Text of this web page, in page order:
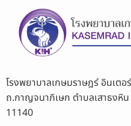
โรงพยาบาลเกษมราษฎร์ อินเต
ถ.กาญจนาภิเษก ตำบลเสาธง
11140